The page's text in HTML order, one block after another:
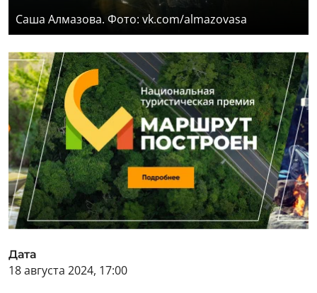
Саша Алмазова. Фото: vk.com/almazovasa
Дата
18 августа 2024, 17:00